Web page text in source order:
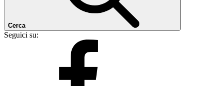
Cerca
Seguici su: